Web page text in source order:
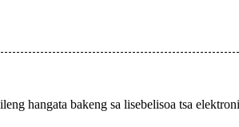
hangata bakeng sa lisebelisoa tsa